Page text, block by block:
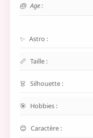
Age :
Astro :
Taille :
Silhouette :
Hobbies :
Caractère :